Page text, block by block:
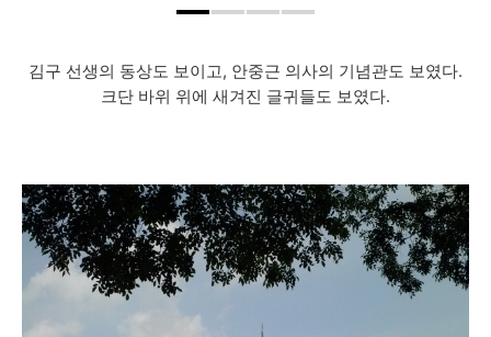
김구 선생의 동상도 보이고, 안중근 의사의 기념관도 보였다.
크단 바위 위에 새겨진 글귀들도 보였다.